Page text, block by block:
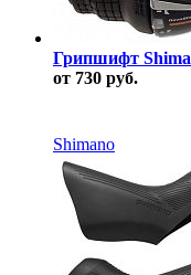
Грипшифт
от 730 руб.
Shimano